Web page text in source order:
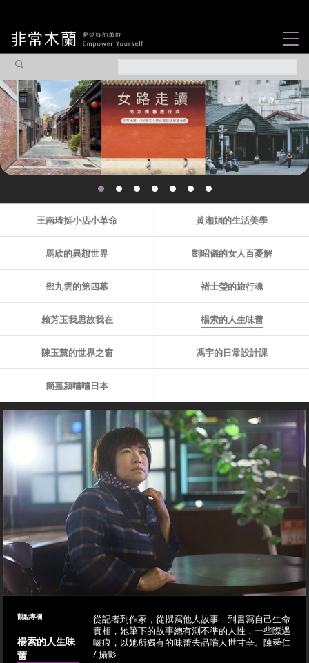
觀點專欄
焦點企劃
認識我們
木蘭選片
王南琦挺小店小革命 黃湘娟的生活美學
馬欣的異想世界 劉昭儀的女人百憂解
鄧九雲的第四幕 褚士瑩的旅行魂
賴芳玉我思故我在 楊索的人生味蕾
陳玉慧的世界之窗 馮宇的日常設計課
簡嘉潁嚐嚐日本
觀點專欄
楊索的人生味
蕾
從記者到作家，從撰寫他人故事，到書寫自己生命
實相，她筆下的故事總有測不準的人性，一些際遇
嚙痕，以她所獨有的味蕾去品嚐人世甘辛。陳舜仁
/ 攝影